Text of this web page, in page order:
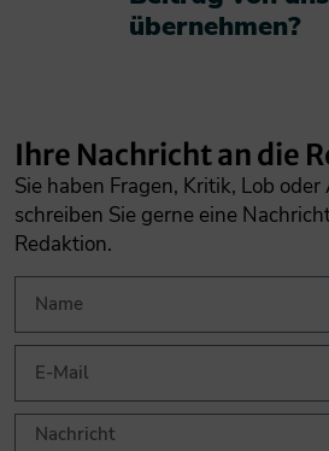
übernehmen?​
Ihre Nachricht an die
Sie haben Fragen, Kritik, Lob
schreiben Sie gerne eine
Redaktion.